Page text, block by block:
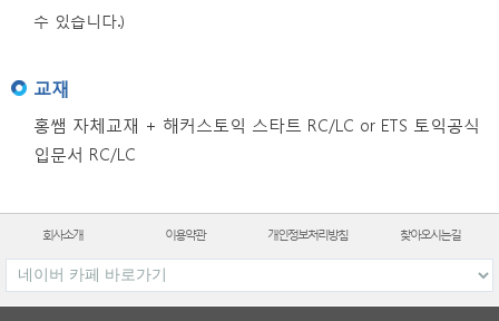
수 있습니다.)
교재
홍쌤 자체교재 + 해커스토익 스타트 RC/LC or ETS 토익공식
입문서 RC/LC
회사소개 이용약관 개인정보처리방침 찾아오시는길